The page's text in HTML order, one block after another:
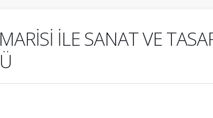
İLE SANAT VE